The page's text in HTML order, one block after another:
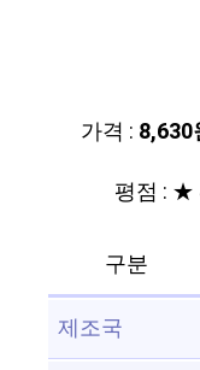
가격 : 8,630
평점 : ★
구분
제조국